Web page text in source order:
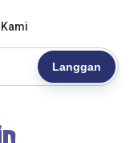
Langgan